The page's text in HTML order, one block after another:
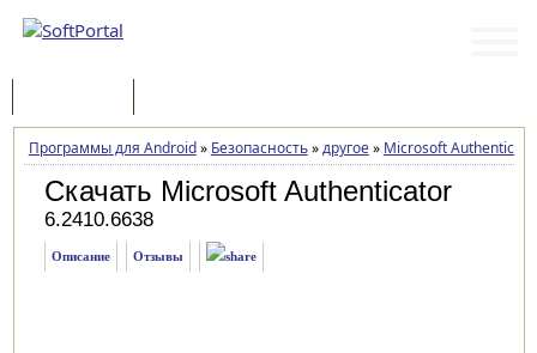
Программы для Android» Безопасность»другое» Microsoft
Скачать Microsoft Authenticator
6.2410.6638
Описание Отзывы